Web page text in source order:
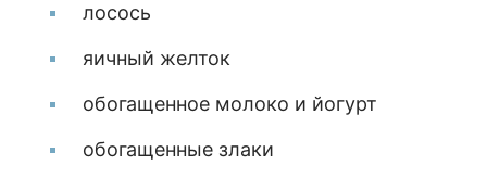
лосось
яичный желток
обогащенное молоко и йогурт
обогащенные злаки